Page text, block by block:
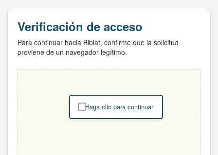
Verificación de acceso
Para continuar hacia Biblat, confirme que la solicitud
proviene de un navegador legítimo.
Haga clic para continuar